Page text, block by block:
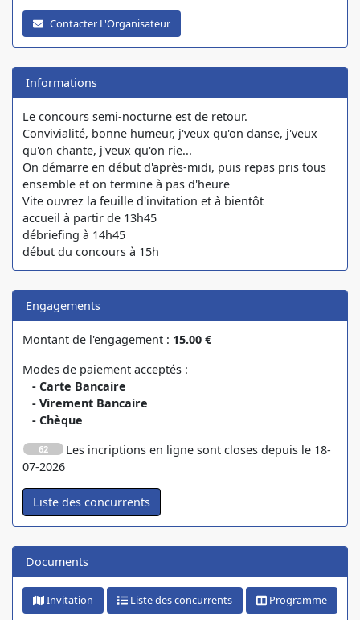
Contacter L'Organisateur
Informations
Le concours semi-nocturne est de retour.
Convivialité, bonne humeur, j'veux qu'on danse, j'veux
qu'on chante, j'veux qu'on rie...
On démarre en début d'après-midi, puis repas pris tous
ensemble et on termine à pas d'heure
Vite ouvrez la feuille d'invitation et à bientôt
accueil à partir de 13h45
débriefing à 14h45
début du concours à 15h
Engagements
Montant de l'engagement : 15.00 €
Modes de paiement acceptés :
- Carte Bancaire
- Virement Bancaire
- Chèque
62
Les incriptions en ligne sont closes depuis le 18-
07-2026
Documents
Invitation Liste des concurrents Programme